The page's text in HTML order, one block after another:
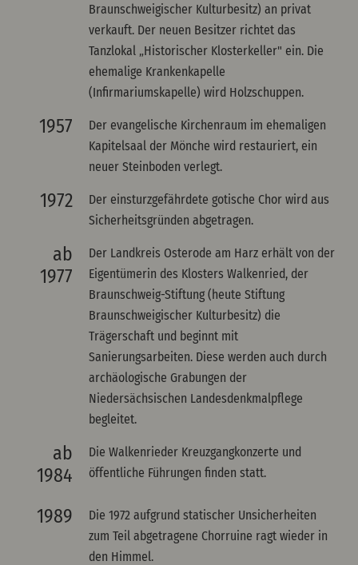
Braunschweigischer Kulturbesitz) an privat
verkauft. Der neuen Besitzer richtet das
Tanzlokal „Historischer Klosterkeller" ein. Die
ehemalige Krankenkapelle
(Infirmariumskapelle) wird Holzschuppen.
1957
Der evangelische Kirchenraum im ehemaligen
Kapitelsaal der Mönche wird restauriert, ein
neuer Steinboden verlegt.
1972
Der einsturzgefährdete gotische Chor wird aus
Sicherheitsgründen abgetragen.
ab
1977
Der Landkreis Osterode am Harz erhält von der
Eigentümerin des Klosters Walkenried, der
Braunschweig-Stiftung (heute Stiftung
Braunschweigischer Kulturbesitz) die
Trägerschaft und beginnt mit
Sanierungsarbeiten. Diese werden auch durch
archäologische Grabungen der
Niedersächsischen Landesdenkmalpflege
begleitet.
ab
1984
Die Walkenrieder Kreuzgangkonzerte und
öffentliche Führungen finden statt.
1989
Die 1972 aufgrund statischer Unsicherheiten
zum Teil abgetragene Chorruine ragt wieder in
den Himmel.